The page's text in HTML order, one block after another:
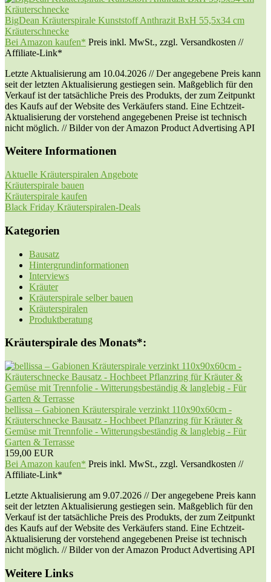
BigDean Kräuterspirale Kunststoff Anthrazit BxH 55,5x34 cm
Kräuterschnecke
Bei Amazon kaufen* Preis inkl. MwSt., zzgl. Versandkosten //
Affiliate-Link*
Letzte Aktualisierung am 10.04.2026 // Der angegebene Preis kann
seit der letzten Aktualisierung gestiegen sein. Maßgeblich für den
Verkauf ist der tatsächliche Preis des Produkts, der zum Zeitpunkt
des Kaufs auf der Website des Verkäufers stand. Eine Echtzeit-
Aktualisierung der vorstehend angegebenen Preise ist technisch
nicht möglich. // Bilder von der Amazon Product Advertising API
Weitere Informationen
Aktuelle Kräuterspiralen Angebote
Kräuterspirale bauen
Kräuterspirale kaufen
Black Friday Kräuterspiralen-Deals
Kategorien
Bausatz
Hintergrundinformationen
Interviews
Kräuter
Kräuterspirale selber bauen
Kräuterspiralen
Produktberatung
Kräuterspirale des Monats*:
bellissa – Gabionen Kräuterspirale verzinkt 110x90x60cm -
Kräuterschnecke Bausatz - Hochbeet Pflanzring für Kräuter &
Gemüse mit Trennfolie - Witterungsbeständig & langlebig - Für
Garten & Terrasse
159,00 EUR
Bei Amazon kaufen* Preis inkl. MwSt., zzgl. Versandkosten //
Affiliate-Link*
Letzte Aktualisierung am 9.07.2026 // Der angegebene Preis kann
seit der letzten Aktualisierung gestiegen sein. Maßgeblich für den
Verkauf ist der tatsächliche Preis des Produkts, der zum Zeitpunkt
des Kaufs auf der Website des Verkäufers stand. Eine Echtzeit-
Aktualisierung der vorstehend angegebenen Preise ist technisch
nicht möglich. // Bilder von der Amazon Product Advertising API
Weitere Links